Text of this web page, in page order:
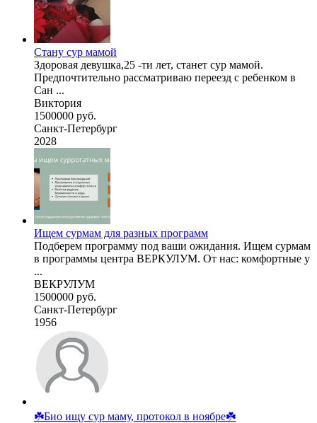
Стану сур мамой
Здоровая девушка,25 -ти лет, станет сур мамой.
Предпочтительно рассматриваю переезд с ребенком в
Сан ...
Виктория
1500000 руб.
Санкт-Петербург
2028
Ищем сурмам для разных программ
Подберем программу под ваши ожидания. Ищем сурмам
в программы центра ВЕРКУЛУМ. От нас: комфортные у
...
ВЕКРУЛУМ
1500000 руб.
Санкт-Петербург
1956
☘️Био ищу сур маму, протокол в ноябре☘️